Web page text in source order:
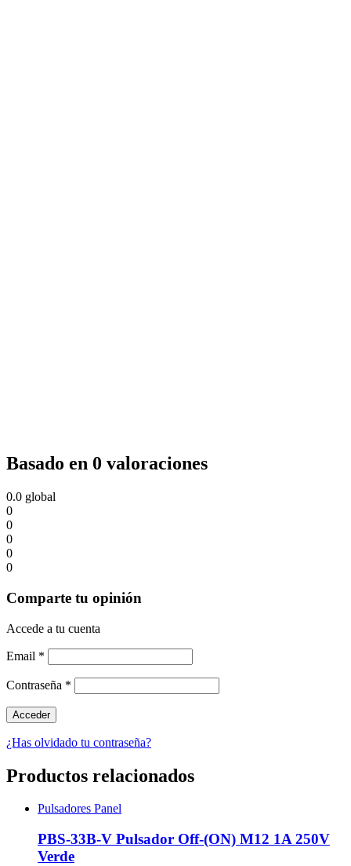
Basado en 0 valoraciones
0.0 global
0
0
0
0
0
Comparte tu opinión
Accede a tu cuenta
Email *
Contraseña *
¿Has olvidado tu contraseña?
Productos relacionados
Pulsadores Panel
PBS-33B-V Pulsador Off-(ON) M12 1A 250V
Verde